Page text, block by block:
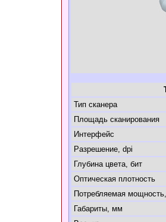
Тип сканера
Площадь сканирования
Интерфейс
Разрешение, dpi
Глубина цвета, бит
Оптическая плотность
Потребляемая
Габариты, мм